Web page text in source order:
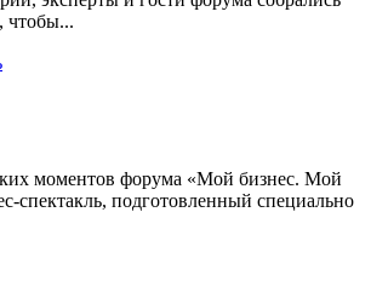
чтобы...
моментов форума «Мой бизнес. Мой
спектакль, подготовленный специально